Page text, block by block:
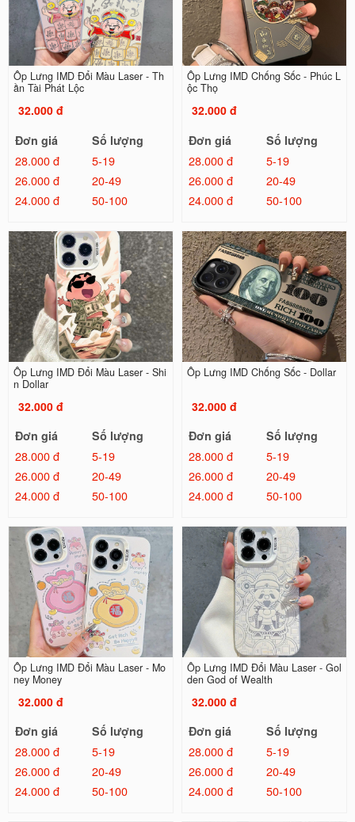
Ốp Lưng IMD Đổi Màu Laser - Th
ần Tài Phát Lộc
32.000 đ
Đơn giá
Số lượng
28.000 đ
5-19
26.000 đ
20-49
24.000 đ
50-100
Ốp Lưng IMD Chống Sốc - Phúc L
ộc Thọ
32.000 đ
Đơn giá
Số lượng
28.000 đ
5-19
26.000 đ
20-49
24.000 đ
50-100
Ốp Lưng IMD Đổi Màu Laser - Shi
n Dollar
32.000 đ
Đơn giá
Số lượng
28.000 đ
5-19
26.000 đ
20-49
24.000 đ
50-100
Ốp Lưng IMD Chống Sốc - Dollar
32.000 đ
Đơn giá
Số lượng
28.000 đ
5-19
26.000 đ
20-49
24.000 đ
50-100
Ốp Lưng IMD Đổi Màu Laser - Mo
ney Money
32.000 đ
Đơn giá
Số lượng
28.000 đ
5-19
26.000 đ
20-49
24.000 đ
50-100
Ốp Lưng IMD Đổi Màu Laser - Gol
den God of Wealth
32.000 đ
Đơn giá
Số lượng
28.000 đ
5-19
26.000 đ
20-49
24.000 đ
50-100